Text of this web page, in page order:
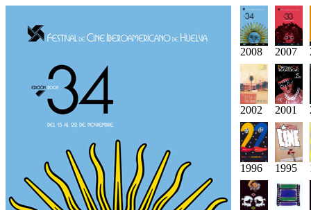
2008 2007
2002 2001
1996 1995